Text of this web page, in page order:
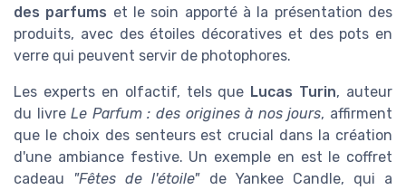
des parfums et le soin apporté à la présentation des
produits, avec des étoiles décoratives et des pots en
verre qui peuvent servir de photophores.
Les experts en olfactif, tels que Lucas Turin, auteur
du livreLe Parfum : des origines à nos jours, affirment
que le choix des senteurs est crucial dans la création
d'une ambiance festive. Un exemple en est le coffret
cadeau "Fêtes de l'étoile"de Yankee Candle, qui a